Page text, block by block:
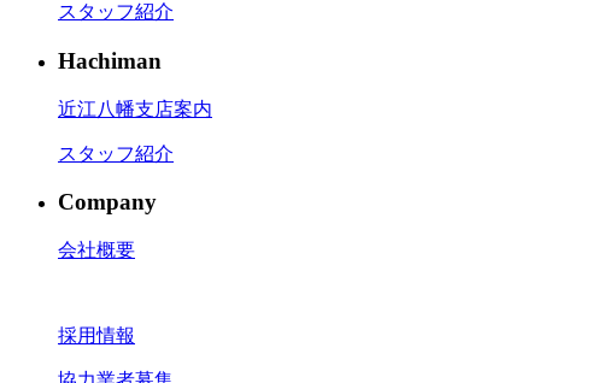
スタッフ紹介
Hachiman
近江八幡支店案内
スタッフ紹介
Company
会社概要
採用情報